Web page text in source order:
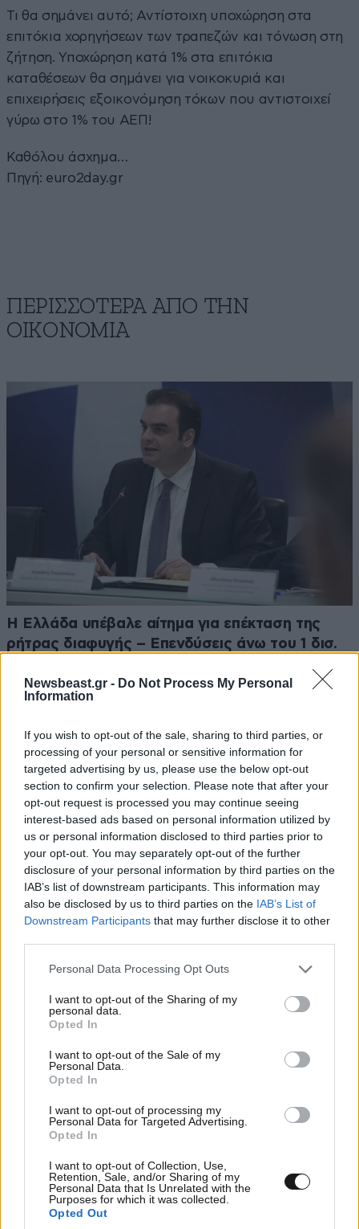
Newsbeast.gr - Do Not Process My Personal
Information
If you wish to opt-out of the sale, sharing to third parties, or
processing of your personal or sensitive information for
targeted advertising by us, please use the below opt-out
section to confirm your selection. Please note that after your
opt-out request is processed you may continue seeing
interest-based ads based on personal information utilized by
us or personal information disclosed to third parties prior to
your opt-out. You may separately opt-out of the further
disclosure of your personal information by third parties on the
IAB’s list of downstream participants. This information may
also be disclosed by us to third parties on the IAB’s List of
Downstream Participants that may further disclose it to other
Please note that this website/app uses one or more Google
not limited to your visit or usage behaviour. You may click to
grant or deny consent to Google and its third-party tags to
use your data for below specified purposes in below Google
consent section.
Personal Data Processing Opt Outs
I want to opt-out of the Sharing of my
personal data.
Opted In
I want to opt-out of the Sale of my
Personal Data.
Opted In
I want to opt-out of processing my
Personal Data for Targeted Advertising.
Opted In
I want to opt-out of Collection, Use,
Retention, Sale, and/or Sharing of my
Personal Data that Is Unrelated with the
Purposes for which it was collected.
Opted Out
Τι θα σημάνει αυτό; Αντίστοιχη υποχώρηση στα
επιτόκια χορηγήσεων των τραπεζών και τόνωση στη
ζήτηση. Υποχώρηση κατά 1% στα επιτόκια
καταθέσεων θα σημάνει για νοικοκυριά και
επιχειρήσεις εξοικονόμηση τόκων που αντιστοιχεί
γύρω στο 1% του ΑΕΠ!
Καθόλου άσχημα…
Πηγή: euro2day.gr
ΠΕΡΙΣΣΟΤΕΡΑ ΑΠΟ ΤΗΝ
ΟΙΚΟΝΟΜΙΑ
Η Ελλάδα υπέβαλε αίτημα για επέκταση της
ρήτρας διαφυγής – Επενδύσεις άνω του 1 δισ.
Η ακρίβεια βάζει φρένο στις μετακινήσεις με ΙΧ:
πρώτο εξάμηνο του έτους